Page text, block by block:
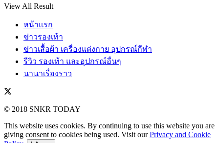
หน้าแรก
ข่าวเสื้อผ้า เครื่องแต่งกาย อุปกรณ์กีฬา
รีวิว รองเท้า และอุปกรณ์อื่นๆ
นานาเรื่องราว
© 2018 SNKR TODAY
This website uses cookies. By continuing to use this website you are
Policy. I Agree